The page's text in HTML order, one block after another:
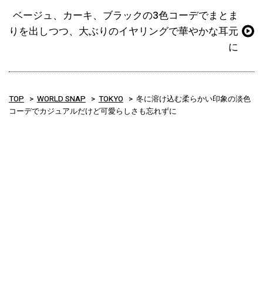
ベージュ、カーキ、ブラックの3色コーデでまとま
りを出しつつ、大ぶりのイヤリングで華やかな耳元
に
TOP WORLD SNAP TOKYO
冬に溶け込む柔らかい印象の淡色
コーデでカジュアルだけど可愛らしさも忘れずに